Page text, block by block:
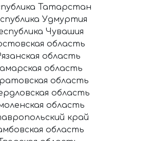
Татарстан
Удмуртия
Чувашия
область
область
область
область
область
область
край
область